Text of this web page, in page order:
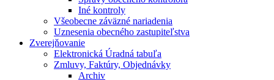
Iné kontroly
Všeobecne záväzné nariadenia
Uznesenia obecného zastupiteľstva
Zverejňovanie
Elektronická Úradná tabuľa
Zmluvy, Faktúry, Objednávky
Archiv